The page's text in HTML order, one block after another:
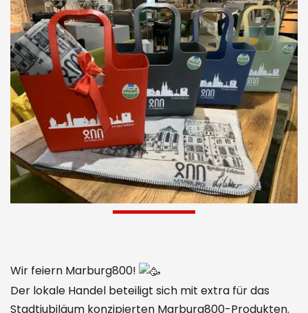
Wir feiern Marburg800!
Der lokale Handel beteiligt sich mit extra für das
Stadtjubiläum konzipierten Marburg800-Produkten.